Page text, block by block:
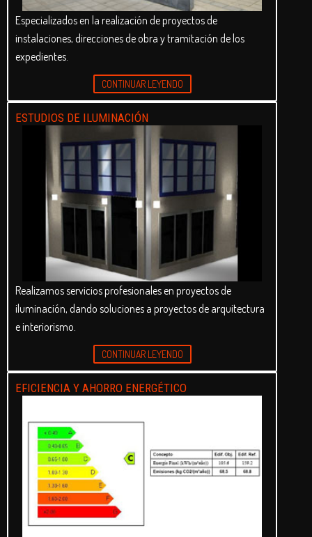
Especializados en la realización de proyectos de
instalaciones, direcciones de obra y tramitación de los
expedientes.
CONTINUAR LEYENDO
ESTUDIOS DE ILUMINACIÓN
Realizamos servicios profesionales en proyectos de
iluminación, dando soluciones a proyectos de arquitectura
e interiorismo.
CONTINUAR LEYENDO
EFICIENCIA Y AHORRO ENERGÉTICO